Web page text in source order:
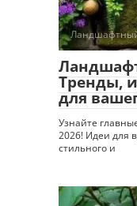
Тренды,
для
Узнайте
2026! Идеи для
стильного и